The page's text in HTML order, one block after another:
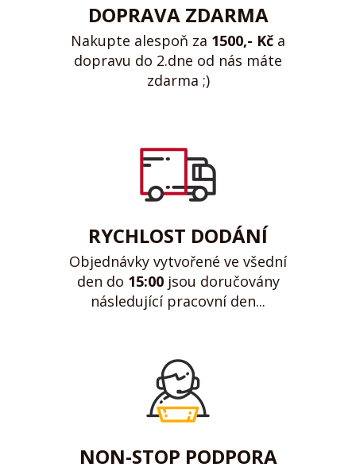
DOPRAVA ZDARMA
Nakupte alespoň za 1500,- Kč a
dopravu do 2.dne od nás máte
zdarma ;)
RYCHLOST DODÁNÍ
Objednávky vytvořené ve všední
den do 15:00jsou doručovány
následující pracovní den...
NON-STOP PODPORA